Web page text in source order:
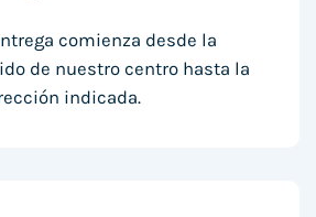
comienza desde la
de nuestro centro hasta la
indicada.